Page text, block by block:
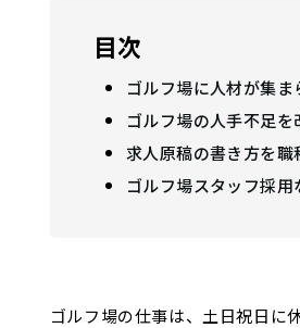
目次
ゴルフ場に人材が集
ゴルフ場の人手不足
求人原稿の書き方を職
ゴルフ場スタッフ採
ゴルフ場の仕事は、土日祝日に